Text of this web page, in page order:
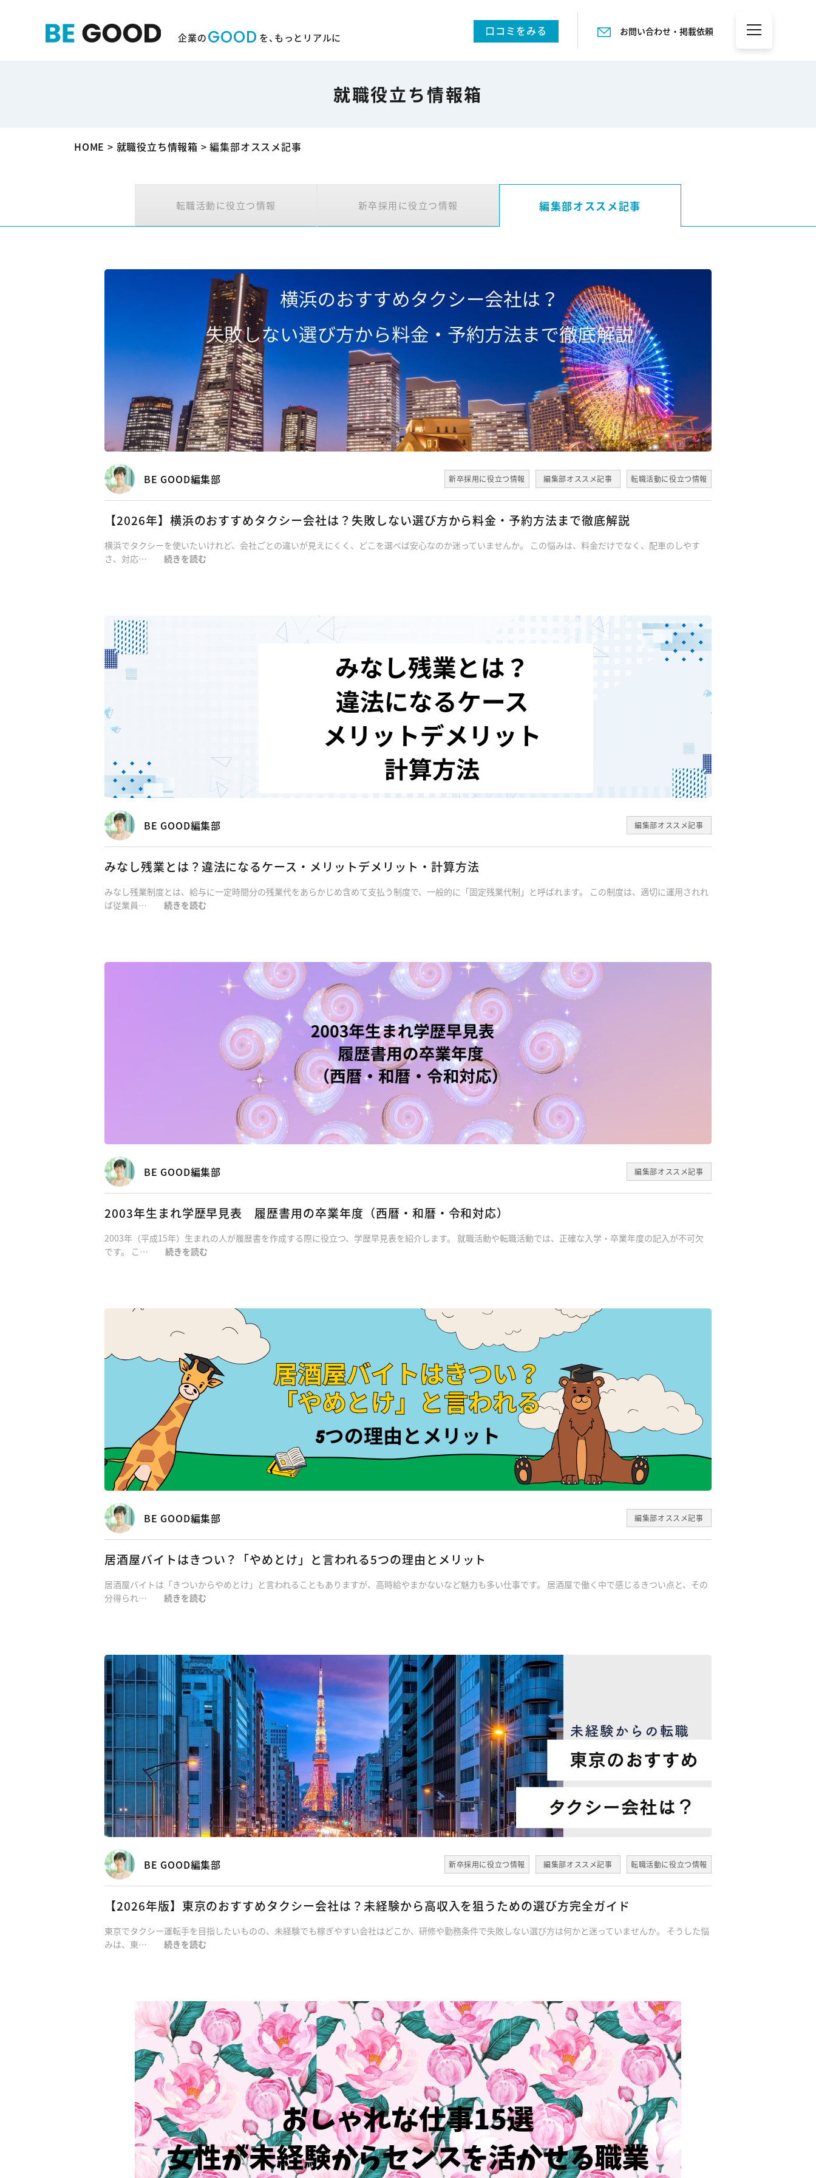
企業のGOOD を、もっとリアルに 口コミをみる お問い合わせ・掲載依頼
就職役立ち情報箱
HOME > 就職役立ち情報箱 >編集部オススメ記事
転職活動に役立つ情報 新卒採用に役立つ情報 編集部オススメ記事
BE GOOD編集部 新卒採用に役立つ情報 編集部オススメ記事 転職活動に役立つ情報
【2026年】横浜のおすすめタクシー会社は？失敗しない選び方から料金・予約方法まで徹底解説
横浜でタクシーを使いたいけれど、会社ごとの違いが見えにくく、どこを選べば安心なのか迷っていませんか。 この悩みは、料金だけでなく、配車のしやす
さ、対応… 続きを読む
BE GOOD編集部 編集部オススメ記事
みなし残業とは？違法になるケース・メリットデメリット・計算方法
みなし残業制度とは、給与に一定時間分の残業代をあらかじめ含めて支払う制度で、一般的に「固定残業代制」と呼ばれます。 この制度は、適切に運用されれ
ば従業員… 続きを読む
BE GOOD編集部 編集部オススメ記事
2003年生まれ学歴早見表 履歴書用の卒業年度（西暦・和暦・令和対応）
2003年（平成15年）生まれの人が履歴書を作成する際に役立つ、学歴早見表を紹介します。 就職活動や転職活動では、正確な入学・卒業年度の記入が不可欠
です。 こ… 続きを読む
BE GOOD編集部 編集部オススメ記事
居酒屋バイトはきつい？「やめとけ」と言われる5つの理由とメリット
居酒屋バイトは「きついからやめとけ」と言われることもありますが、高時給やまかないなど魅力も多い仕事です。 居酒屋で働く中で感じるきつい点と、その
分得られ… 続きを読む
BE GOOD編集部 新卒採用に役立つ情報 編集部オススメ記事 転職活動に役立つ情報
【2026年版】東京のおすすめタクシー会社は？未経験から高収入を狙うための選び方完全ガイド
東京でタクシー運転手を目指したいものの、未経験でも稼ぎやすい会社はどこか、研修や勤務条件で失敗しない選び方は何かと迷っていませんか。 そうした悩
みは、東… 続きを読む